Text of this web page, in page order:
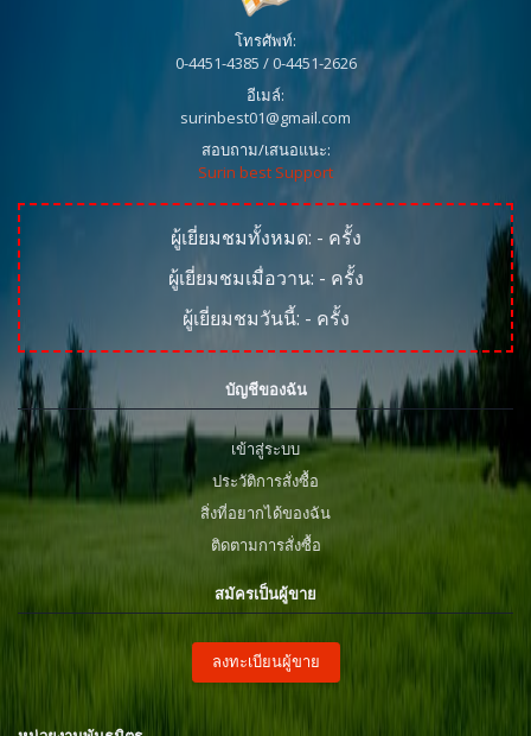
โทรศัพท์:
0-4451-4385 / 0-4451-2626
อีเมล์:
surinbest01@gmail.com
สอบถาม/เสนอแนะ:
Surin best Support
ผู้เยี่ยมชมทั้งหมด: - ครั้ง
ผู้เยี่ยมชมเมื่อวาน: - ครั้ง
ผู้เยี่ยมชมวันนี้: - ครั้ง
บัญชีของฉัน
เข้าสู่ระบบ
ประวัติการสั่งซื้อ
สิ่งที่อยากได้ของฉัน
ติดตามการสั่งซื้อ
สมัครเป็นผู้ขาย
ลงทะเบียนผู้ขาย